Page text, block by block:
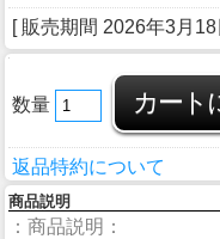
[ 販売期間 2026年3月
数量
返品特約について
商品説明
：商品説明：